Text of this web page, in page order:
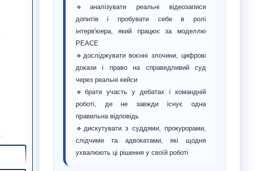
🔹аналізувати реальні відеозаписи
допитів і пробувати себе в ролі
інтерв'юера, який працює за моделлю
PEACE
🔹досліджувати воєнні злочини, цифрові
докази і право на справедливий суд
через реальні кейси
🔹брати участь у дебатах і командній
роботі, де не завжди існує одна
правильна відповідь
🔹дискутувати з суддями, прокурорами,
слідчими та адвокатами, які щодня
ухвалюють ці рішення у своїй роботі